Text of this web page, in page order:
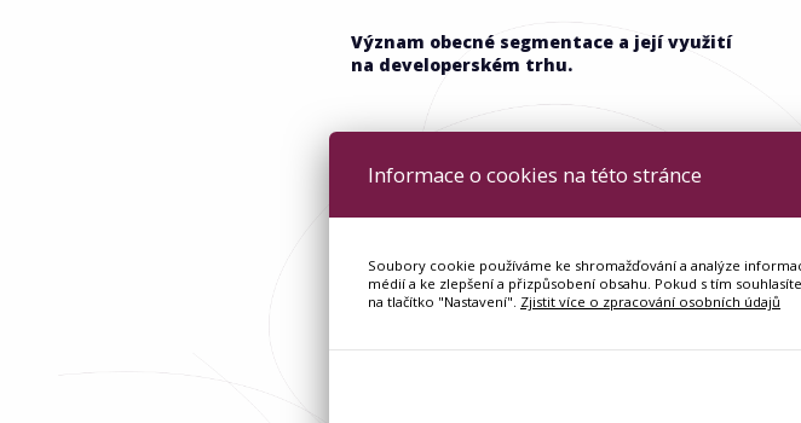
Význam obecné segmentace a její využití
na developerském trhu.
Informace o cookies na této stránce
Soubory cookie používáme ke shromažďování a analýze
médií a ke zlepšení a přizpůsobení obsahu. Pokud s tím
na tlačítko "Nastavení". Zjistit více o zpracování osobních údajů